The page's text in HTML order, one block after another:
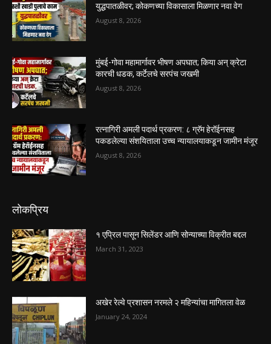
युद्धपातळीवर; कोकणच्या विकासाला मिळणार नवा वेग
August 8, 2026
मुंबई-गोवा महामार्गावर भीषण अपघात; किया अन् क्रेटा
कारची धडक, कर्टेलचे सरपंच जखमी
August 8, 2026
रत्नागिरी अमली पदार्थ प्रकरण: ८ ग्रॅम हेरॉईनसह
पकडलेल्या संशयिताला उच्च न्यायालयाकडून जामीन मंजूर
August 8, 2026
लोकप्रिय
१ एप्रिल पासून सिलेंडर आणि सोन्याच्या विक्रीत बद्दल
March 31, 2023
अखेर रेल्वे प्रशासन नरमले २ महिन्यांचा मागितला वेळ
January 24, 2024